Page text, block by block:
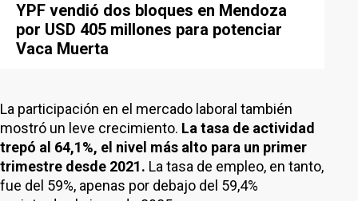
YPF vendió dos bloques en Mendoza
por USD 405 millones para potenciar
Vaca Muerta
La participación en el mercado laboral también
mostró un leve crecimiento. La tasa de actividad
trepó al 64,1%, el nivel más alto para un primer
trimestre desde 2021. La tasa de empleo, en tanto,
fue del 59%, apenas por debajo del 59,4%